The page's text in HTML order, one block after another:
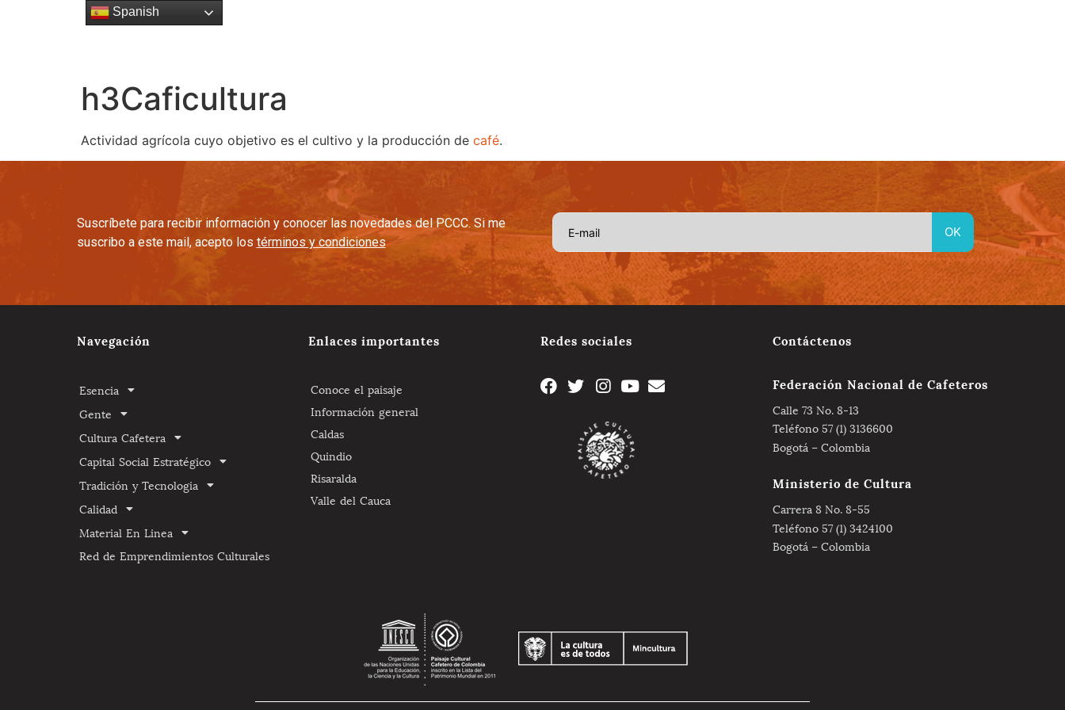
h3Caficultura
Actividad agrícola cuyo objetivo es el cultivo y la producción de café.
Suscríbete para recibir información y conocer las novedades del PCCC. Si me
suscribo a este mail, acepto los términos y condiciones
Navegación
Esencia
Gente
Cultura Cafetera
Capital Social Estratégico
Tradición y Tecnologia
Calidad
Material En Linea
Red de Emprendimientos Culturales
Enlaces importantes
Conoce el paisaje
Información general
Caldas
Quindio
Risaralda
Valle del Cauca
Redes sociales Contáctenos
Federación Nacional de Cafeteros
Calle 73 No. 8-13
Teléfono 57 (1) 3136600
Bogotá – Colombia
Ministerio de Cultura
Carrera 8 No. 8-55
Teléfono 57 (1) 3424100
Bogotá – Colombia
Spanish